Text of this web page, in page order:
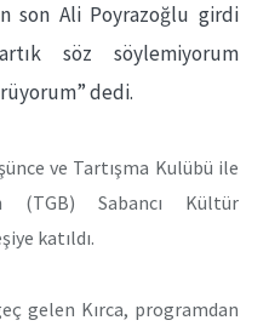
son Ali Poyrazoğlu girdi
söz söylemiyorum
dedi.
ve Tartışma Kulübü ile
(TGB) Sabancı Kültür
katıldı.
gelen Kırca, programdan